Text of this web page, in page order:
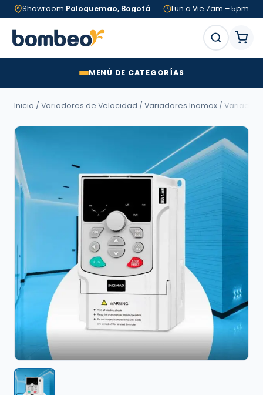
Showroom Paloquemao, Bogotá Lun a Vie 7am – 5pm
MENÚ DE CATEGORÍAS
Inicio / Variadores de Velocidad / Variadores Inomax /